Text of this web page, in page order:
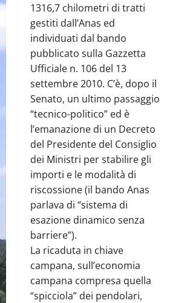
1316,7 chilometri di tratti
gestiti dall’Anas ed
individuati dal bando
pubblicato sulla Gazzetta
Ufficiale n. 106 del 13
settembre 2010. C’è, dopo il
Senato, un ultimo passaggio
“tecnico-politico” ed è
l’emanazione di un Decreto
del Presidente del Consiglio
dei Ministri per stabilire gli
importi e le modalità di
riscossione (il bando Anas
parlava di “sistema di
esazione dinamico senza
barriere”).
La ricaduta in chiave
campana, sull’economia
campana compresa quella
“spicciola” dei pendolari,